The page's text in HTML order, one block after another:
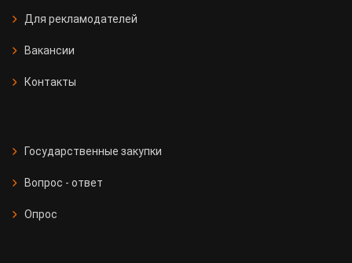
Для рекламодателей
Вакансии
Контакты
Государственные закупки
Вопрос - ответ
Опрос